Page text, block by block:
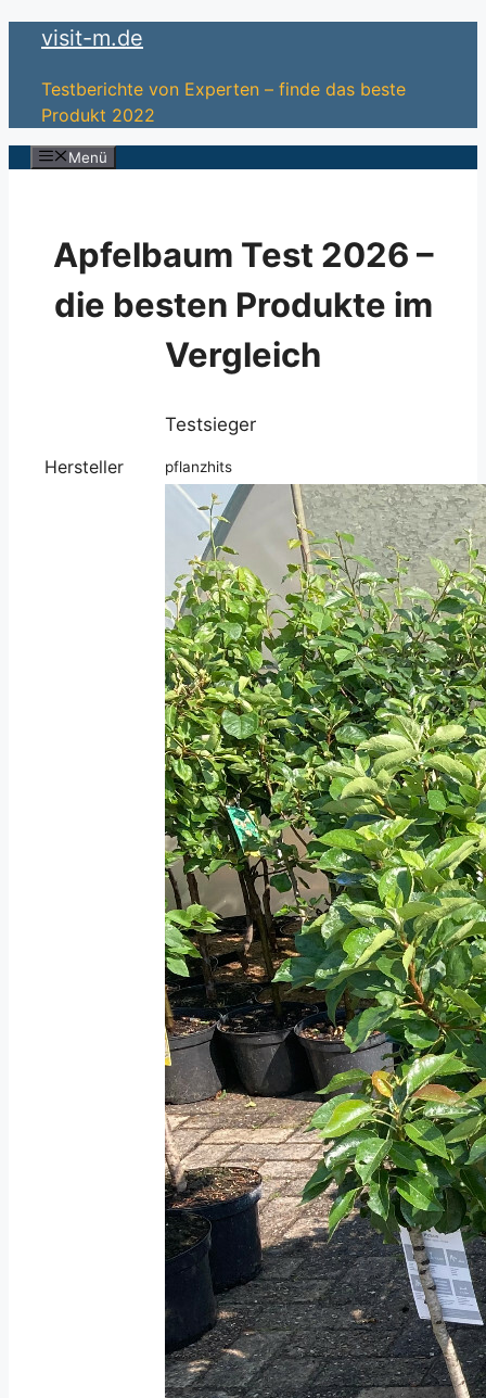
Zum
springen
visit-m.de
Testberichte von Experten – finde das beste
Produkt 2022
Menü
Apfelbaum Test 2026 –
die besten Produkte im
Vergleich
Testsieger
Hersteller
pflanzhits